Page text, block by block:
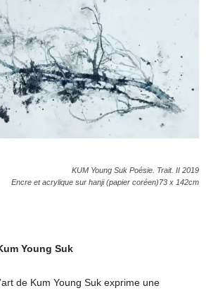
KUM Young Suk Poésie. Trait. II 2019
Encre etacrylique sur hanji(papier coréen)73 x 142cm
Young Suk
de Kum Young Suk exprime une